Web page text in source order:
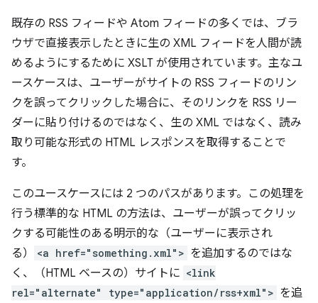
既存の RSS フィードや Atom フィードの多くでは、ブラ
ウザで直接表示したときに生の XML フィードを人間が読
めるようにするために XSLT が使用されています。主なユ
ースケースは、ユーザーがサイトの RSS フィードのリン
クを誤ってクリックした場合に、そのリンクを RSS リー
ダーに貼り付けるのではなく、生の XML ではなく、読み
取り可能な形式の HTML レスポンスを取得することで
す。
このユースケースには 2 つのパスがあります。この処理を
行う標準的な HTML の方法は、ユーザーが誤ってクリッ
クする可能性のある明示的な（ユーザーに表示され
る）
<a href="something.xml"> を追加するのではな
く、（HTML ベースの）サイトに <link
rel="alternate" type="application/rss+xml"> を追